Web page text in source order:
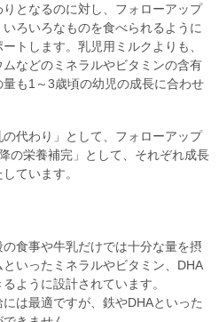
となるのに対し、フォローアップ
ろいろなものを食べられるように
トします。乳児用ミルクよりも、
などのミネラルやビタミンの含有
も1～3歳頃の幼児の成長に合わせ
代わり」として、フォローアップ
の栄養補完」として、それぞれ成長
ています。
食事や牛乳だけでは十分な量を摂
いったミネラルやビタミン、DHA
ように設計されています。
は最適ですが、鉄やDHAといった